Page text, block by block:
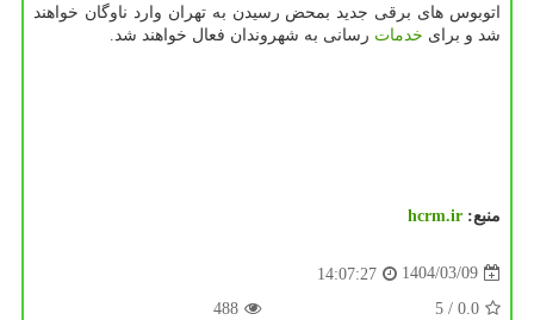
اتوبوس های برقی جدید بمحض رسیدن به تهران وارد ناوگان خواهند
شد و برای خدمات رسانی به شهروندان فعال خواهند شد.
منبع: hcrm.ir
1404/03/09
14:07:27
0.0
/ 5
488